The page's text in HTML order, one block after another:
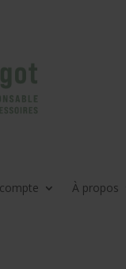
À propos